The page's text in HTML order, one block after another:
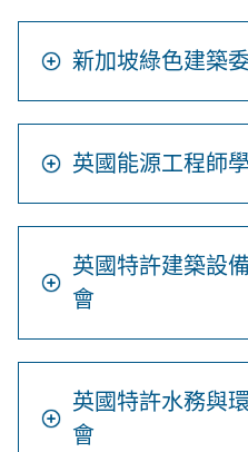
新加坡綠色建築
英國能源工程師
英國特許建築設
會
英國特許水務與
會